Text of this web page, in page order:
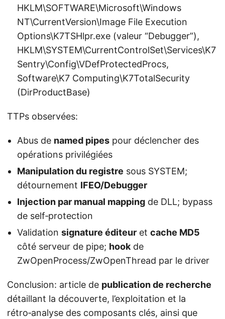
HKLM\SOFTWARE\Microsoft\Windows
NT\CurrentVersion\Image File Execution
Options\K7TSHlpr.exe (valeur “Debugger”),
HKLM\SYSTEM\CurrentControlSet\Services\K7
Sentry\Config\VDefProtectedProcs,
Software\K7 Computing\K7TotalSecurity
(DirProductBase)
TTPs observées:
Abus de named pipes pour déclencher des
opérations privilégiées
Manipulation du registre sous SYSTEM;
détournement IFEO/Debugger
Injection par manual mapping de DLL; bypass
de self‑protection
Validation signature éditeur et cache MD5
côté serveur de pipe; hookde
ZwOpenProcess/ZwOpenThread par le driver
Conclusion: article de publication de recherche
détaillant la découverte, l’exploitation et la
rétro‑analyse des composants clés, ainsi que